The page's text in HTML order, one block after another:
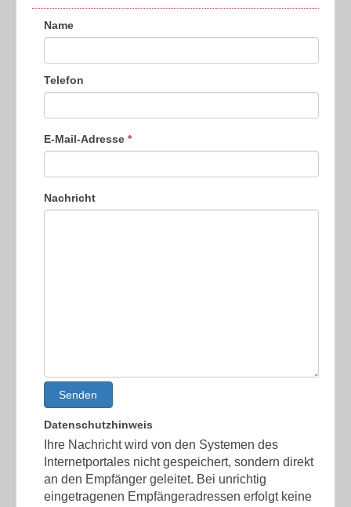
Name
Telefon
E-Mail-Adresse *
Nachricht
Senden
Datenschutzhinweis
Ihre Nachricht wird von den Systemen des
Internetportales nicht gespeichert, sondern direkt
an den Empfänger geleitet. Bei unrichtig
eingetragenen Empfängeradressen erfolgt keine